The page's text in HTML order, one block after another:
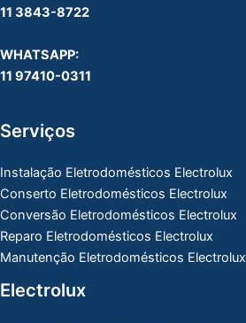
11 3843-8722
WHATSAPP:
11 97410-0311
Serviços
Instalação Eletrodomésticos Electrolux
Conserto Eletrodomésticos Electrolux
Conversão Eletrodomésticos Electrolux
Reparo Eletrodomésticos Electrolux
Manutenção Eletrodomésticos Electrolux
Electrolux